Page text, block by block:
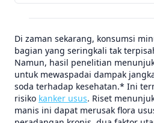
Di zaman sekarang, konsumsi
bagian yang seringkali tak
Namun, hasil penelitian
untuk mewaspadai dampak
soda terhadap kesehatan.* Ini
risiko kanker usus. Riset
manis ini dapat merusak flora